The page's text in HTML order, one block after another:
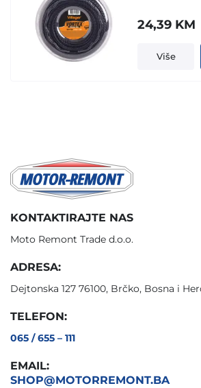
24,39 KM
Više
KONTAKTIRAJTE NAS
Moto Remont Trade d.o.o.
ADRESA:
Dejtonska 127 76100, Brčko, Bosna i
TELEFON:
065 / 655 – 111
EMAIL:
SHOP@MOTORREMONT.BA